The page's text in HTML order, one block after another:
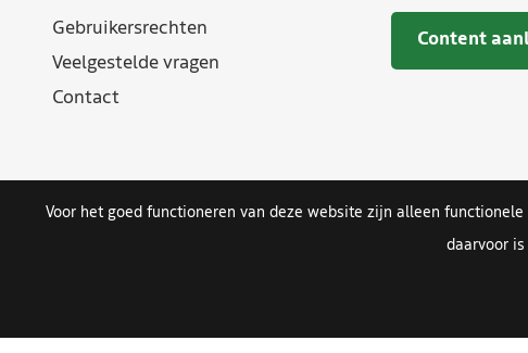
Gebruikersrechten
Veelgestelde vragen
Contact
Content
Voor het goed functioneren van deze website zijn alleen
daarvoor